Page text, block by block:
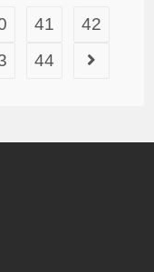
41
42
44